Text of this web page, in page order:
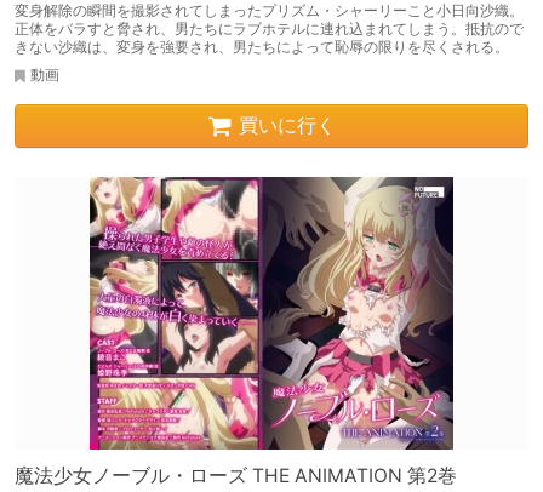
変身解除の瞬間を撮影されてしまったプリズム・シャーリーこと小日向沙織。
正体をバラすと脅され、男たちにラブホテルに連れ込まれてしまう。抵抗ので
きない沙織は、変身を強要され、男たちによって恥辱の限りを尽くされる。
動画
買いに行く
魔法少女ノーブル・ローズ THE ANIMATION 第2巻